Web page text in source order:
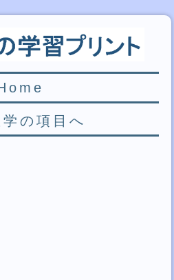
の項目へ